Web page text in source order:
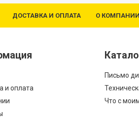
ДОСТАВКА И ОПЛАТА О КОМПАНИИ
и оплата
Письмо
Что с